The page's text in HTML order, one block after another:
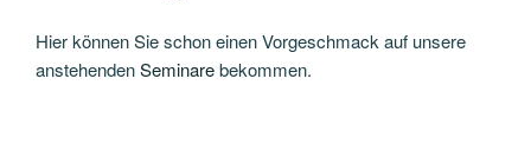
Hier können Sie schon einen Vorgeschmack auf unsere
anstehendenSeminarebekommen.